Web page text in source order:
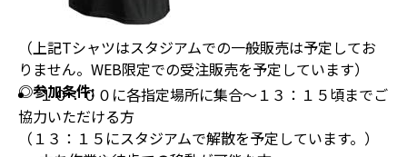
（上記Tシャツはスタジアムでの一般販売は予定してお
りません。WEB限定での受注販売を予定しています）
◎参加条件:
１０：００に各指定場所に集合～１３：１５頃までご
協力いただける方
（１３：１５にスタジアムで解散を予定しています。）